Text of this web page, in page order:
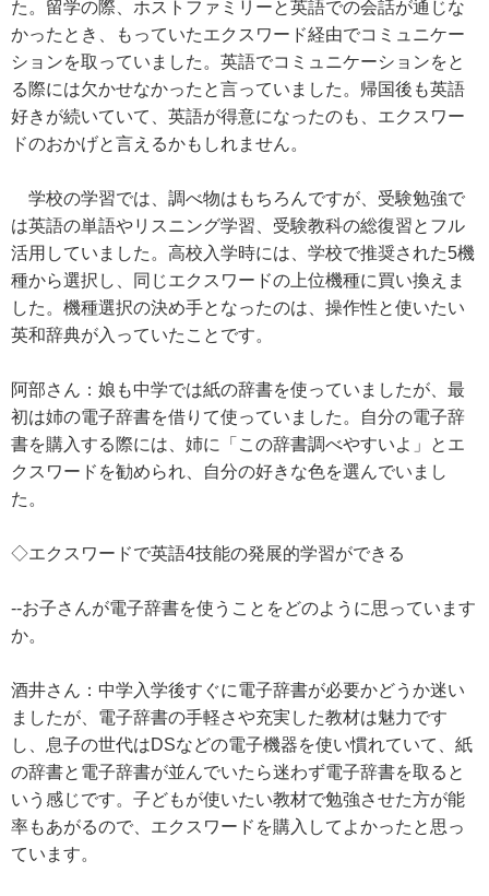
た。留学の際、ホストファミリーと英語での会話が通じな
かったとき、もっていたエクスワード経由でコミュニケー
ションを取っていました。英語でコミュニケーションをと
る際には欠かせなかったと言っていました。帰国後も英語
好きが続いていて、英語が得意になったのも、エクスワー
ドのおかげと言えるかもしれません。
学校の学習では、調べ物はもちろんですが、受験勉強で
は英語の単語やリスニング学習、受験教科の総復習とフル
活用していました。高校入学時には、学校で推奨された5機
種から選択し、同じエクスワードの上位機種に買い換えま
した。機種選択の決め手となったのは、操作性と使いたい
英和辞典が入っていたことです。
阿部さん：娘も中学では紙の辞書を使っていましたが、最
初は姉の電子辞書を借りて使っていました。自分の電子辞
書を購入する際には、姉に「この辞書調べやすいよ」とエ
クスワードを勧められ、自分の好きな色を選んでいまし
た。
◇エクスワードで英語4技能の発展的学習ができる
--お子さんが電子辞書を使うことをどのように思っています
か。
酒井さん：中学入学後すぐに電子辞書が必要かどうか迷い
ましたが、電子辞書の手軽さや充実した教材は魅力です
し、息子の世代はDSなどの電子機器を使い慣れていて、紙
の辞書と電子辞書が並んでいたら迷わず電子辞書を取ると
いう感じです。子どもが使いたい教材で勉強させた方が能
率もあがるので、エクスワードを購入してよかったと思っ
ています。